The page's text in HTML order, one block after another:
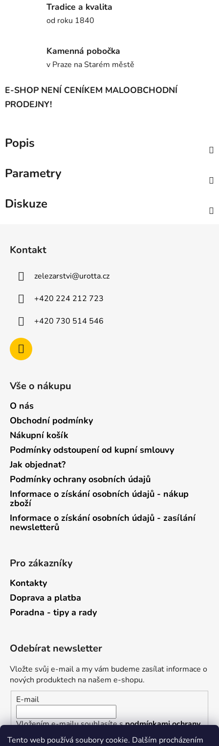
Tento web používá soubory cookie. Dalším procházením
Tradice a kvalita
od roku 1840
Kamenná pobočka
v Praze na Starém městě
E-SHOP NENÍ CENÍKEM MALOOBCHODNÍ
PRODEJNY!
Popis
Parametry
Diskuze
Kontakt
zelezarstvi@urotta.cz
+420 224 212 723
+420 730 514 546
Vše o nákupu
O nás
Obchodní podmínky
Nákupní košík
Podmínky odstoupení od kupní smlouvy
Jak objednat?
Podmínky ochrany osobních údajů
Informace o získání osobních údajů - nákup
zboží
Informace o získání osobních údajů - zasílání
newsletterů
Pro zákazníky
Kontakty
Doprava a platba
Poradna - tipy a rady
Odebírat newsletter
Vložte svůj e-mail a my vám budeme zasílat informace o
nových produktech na našem e-shopu.
E-mail
Vložením e-mailu souhlasíte spodmínkami ochrany
osobních údajů